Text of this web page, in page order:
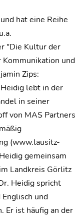
hat eine Reihe
"Die Kultur der
und
Zips:
lebt in der
in seiner
von MAS Partners
(www.lausitz-
gemeinsam
Landkreis Görlitz
Heidig spricht
und
Er ist häufig an der